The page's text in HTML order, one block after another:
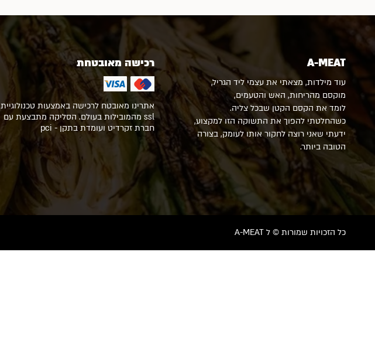
A-MEAT
עוד מילדות, מצאתי את עצמי ליד הגריל,
מוקסם מהריחות, האש והטעמים,
לומד את הקסם הקטן שבכל צליה.
כשהחלטתי להפוך את התשוקה הזו למקצוע,
ידעתי שאני רוצה לחקור אותו לעומק, בצורה
הטובה ביותר.
רכישה מאובטחת
אתרינו מאובטח לרכישה באמצעות טכנולוגיית
ssl מהמובילות בעולם. הסליקה מתבצעת עם
חברת זקרדיט ועומדת בתקן - pci
כל הזכויות שמורות © ל A-MEAT